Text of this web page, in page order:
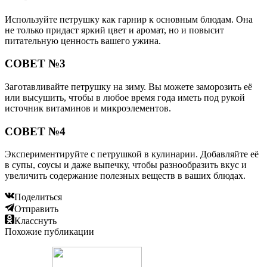
Используйте петрушку как гарнир к основным блюдам. Она
не только придаст яркий цвет и аромат, но и повысит
питательную ценность вашего ужина.
СОВЕТ №3
Заготавливайте петрушку на зиму. Вы можете заморозить её
или высушить, чтобы в любое время года иметь под рукой
источник витаминов и микроэлементов.
СОВЕТ №4
Экспериментируйте с петрушкой в кулинарии. Добавляйте её
в супы, соусы и даже выпечку, чтобы разнообразить вкус и
увеличить содержание полезных веществ в ваших блюдах.
Поделиться
Отправить
Класснуть
Похожие публикации